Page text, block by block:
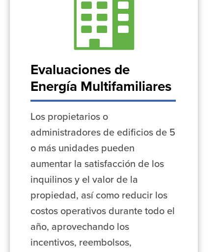
Evaluaciones de
Energía Multifamiliares
Los propietarios o
administradores de edificios de 5
o más unidades pueden
aumentar la satisfacción de los
inquilinos y el valor de la
propiedad, así como reducir los
costos operativos durante todo el
año, aprovechando los
incentivos, reembolsos,